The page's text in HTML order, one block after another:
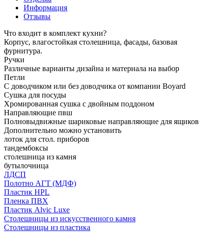
Информация
Отзывы
Что входит в комплект кухни?
Корпус, влагостойкая столешница, фасады, базовая
фурнитура.
Ручки
Различные варианты дизайна и материала на выбор
Петли
С доводчиком или без доводчика от компании Boyard
Сушка для посуды
Хромированная сушка с двойным поддоном
Направляющие пвш
Полновыдвижные шариковые направляющие для ящиков
Дополнительно можно установить
лоток для стол. приборов
тандембоксы
столешница из камня
бутылочница
ЛДСП
Полотно АГТ (МДФ)
Пластик HPL
Пленка ПВХ
Пластик Alvic Luxe
Столешницы из искусственного камня
Столешницы из пластика